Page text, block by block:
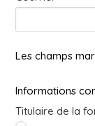
Les champs
Informations
Titulaire de la